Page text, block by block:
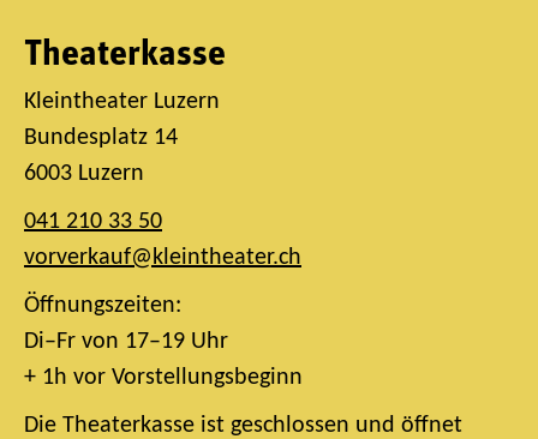
Theaterkasse
Kleintheater Luzern
Bundesplatz 14
6003 Luzern
041 210 33 50
vorverkauf@kleintheater.ch
Öffnungszeiten:
Di–Fr von 17–19 Uhr
+ 1h vor Vorstellungsbeginn
Die Theaterkasse ist geschlossen und öffnet